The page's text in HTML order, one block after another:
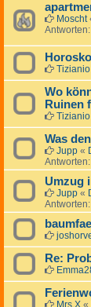
Moscht
Antworten:
Tizianio
Wo
Ruinen
Tizianio
Was
Jupp «
Antworten:
Umzug
Jupp «
Antworten:
Re: